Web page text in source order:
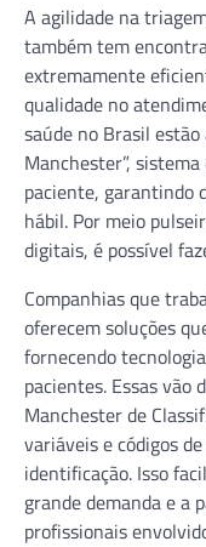
A agilidade na
também tem
extremamente
qualidade no
saúde no Brasil
Manchester”,
paciente, garantindo
hábil. Por meio
digitais, é possível
Companhias que
oferecem soluções
fornecendo
pacientes. Essas vão
Manchester de
variáveis e códigos
identificação. Isso
grande demanda e a
profissionais